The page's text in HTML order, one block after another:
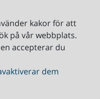
kakor för att
på vår webbplats.
accepterar du
dem